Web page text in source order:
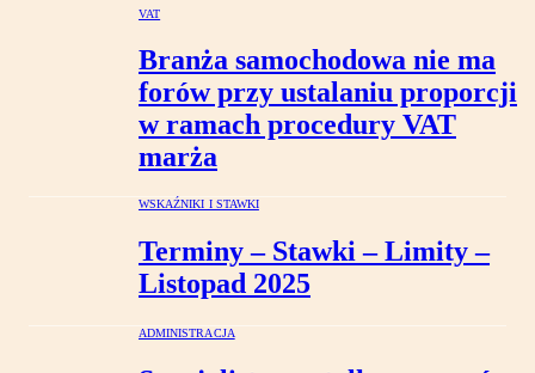
VAT
Branża samochodowa nie ma
forów przy ustalaniu proporcji
w ramach procedury VAT
marża
WSKAŹNIKI I STAWKI
Terminy – Stawki – Limity –
Listopad 2025
ADMINISTRACJA